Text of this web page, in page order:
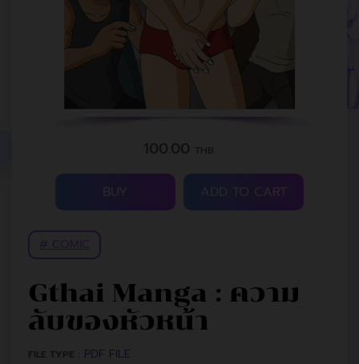
100.00 THB.
ADD TO CART
Gthai Manga : ความ
ลับของหัวหน้า
FILE TYPE : PDF FILE